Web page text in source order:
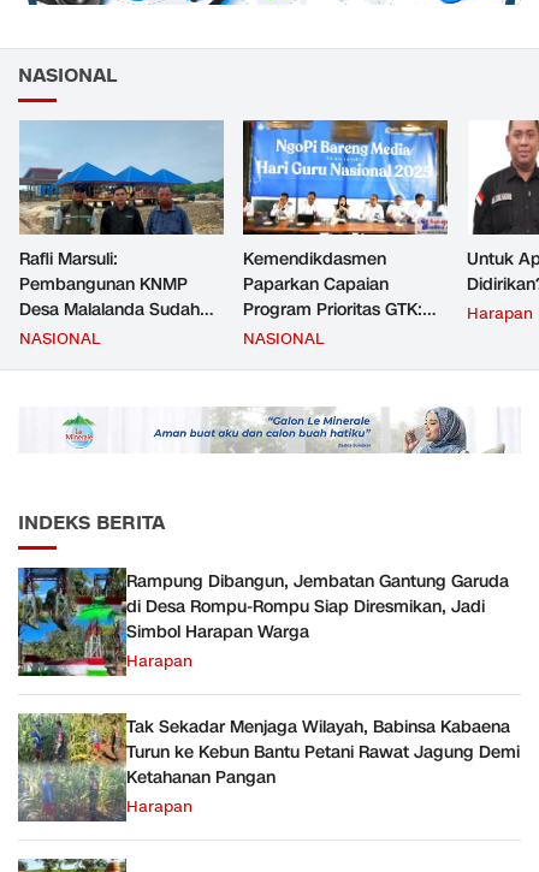
NASIONAL
Rafli Marsuli:
Pembangunan KNMP
Desa Malalanda Sudah
Mencapai 69 Persen dan
JMD dan JMF
NASIONAL
Kemendikdasmen
Paparkan Capaian
Program Prioritas GTK:
Kompetensi Meningkat,
NASIONAL
Untuk
Harapan
INDEKS BERITA
Rampung Dibangun, Jembatan Gantung Garuda
di Desa Rompu-Rompu Siap Diresmikan, Jadi
Simbol Harapan Warga
Harapan
Tak Sekadar Menjaga Wilayah, Babinsa Kabaena
Turun ke Kebun Bantu Petani Rawat Jagung Demi
Ketahanan Pangan
Harapan